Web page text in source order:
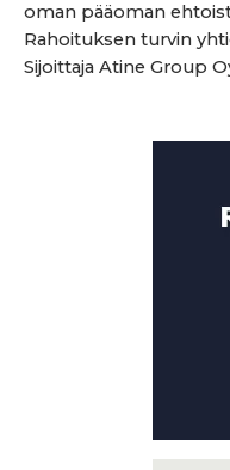
oman pääoman
Rahoituksen turvin
Sijoittaja Atine Group